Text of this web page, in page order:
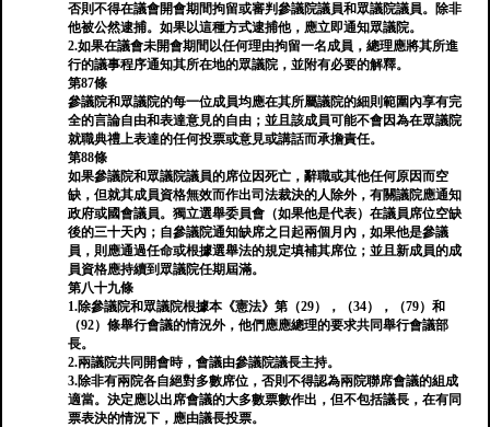
否則不得在議會開會期間拘留或審判參議院議員和眾議院議員。除非
他被公然逮捕。如果以這種方式逮捕他，應立即通知眾議院。
2.如果在議會未開會期間以任何理由拘留一名成員，總理應將其所進
行的議事程序通知其所在地的眾議院，並附有必要的解釋。
第87條
參議院和眾議院的每一位成員均應在其所屬議院的細則範圍內享有完
全的言論自由和表達意見的自由；並且該成員可能不會因為在眾議院
就職典禮上表達的任何投票或意見或講話而承擔責任。
第88條
如果參議院和眾議院議員的席位因死亡，辭職或其他任何原因而空
缺，但就其成員資格無效而作出司法裁決的人除外，有關議院應通知
政府或國會議員。獨立選舉委員會（如果他是代表）在議員席位空缺
後的三十天內；自參議院通知缺席之日起兩個月內，如果他是參議
員，則應通過任命或根據選舉法的規定填補其席位；並且新成員的成
員資格應持續到眾議院任期屆滿。
第八十九條
1.除參議院和眾議院根據本《憲法》第（29），（34），（79）和
（92）條舉行會議的情況外，他們應應總理的要求共同舉行會議部
長。
2.兩議院共同開會時，會議由參議院議長主持。
3.除非有兩院各自絕對多數席位，否則不得認為兩院聯席會議的組成
適當。決定應以出席會議的大多數票數作出，但不包括議長，在有同
票表決的情況下，應由議長投票。